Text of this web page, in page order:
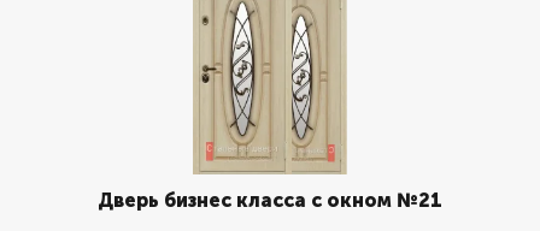
Дверь бизнес класса с окном №21